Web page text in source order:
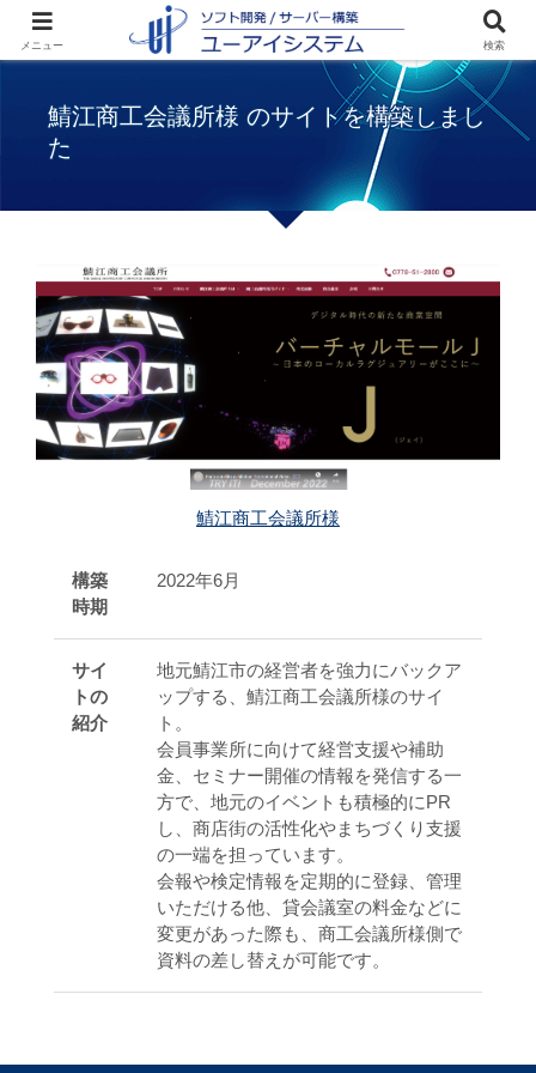
WEBサイト構築事例
鯖江商工会
議所様のサイトを構築しました
鯖江商工会議所様 のサイトを構築しまし
た
鯖江商工会議所様
構築
時期
2022年6月
サイ
トの
紹介
地元鯖江市の経営者を強力にバックア
ップする、鯖江商工会議所様のサイ
ト。
会員事業所に向けて経営支援や補助
金、セミナー開催の情報を発信する一
方で、地元のイベントも積極的にPR
し、商店街の活性化やまちづくり支援
の一端を担っています。
会報や検定情報を定期的に登録、管理
いただける他、貸会議室の料金などに
変更があった際も、商工会議所様側で
資料の差し替えが可能です。
メニュー 検索